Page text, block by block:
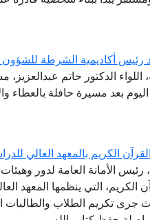
أكاديمية الشرطة للشؤون
الدكتور حاتم
اليوم بعد مسيرة حافلة بالعطاء
الكريم بالمعهد العالي
الأمانة العامة لدور وهيئات
التي ينظمها المعهد
جرى تكريم الطلاب والطالبات